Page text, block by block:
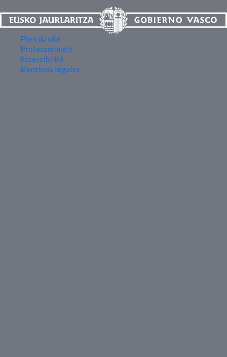
Plan du site
Professionnels
Accessibilité
Mentions légales